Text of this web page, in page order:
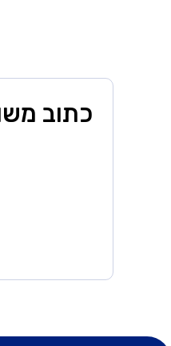
כתוב